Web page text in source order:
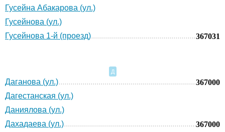
Гусейна Абакарова (ул.)
Гусейнова (ул.)
Гусейнова 1-й (проезд)
367031
Д
Даганова (ул.)
367000
Дагестанская (ул.)
Даниялова (ул.)
Дахадаева (ул.)
367000